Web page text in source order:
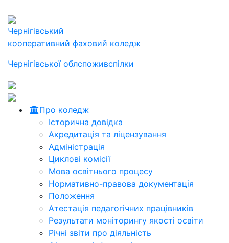
Чернігівський
кооперативний фаховий коледж
Чернігівської облспоживспілки
Про коледж
Історична довідка
Акредитація та ліцензування
Адміністрація
Циклові комісії
Мова освітнього процесу
Нормативно-правова документація
Положення
Атестація педагогічних працівників
Результати моніторингу якості освіти
Річні звіти про діяльність